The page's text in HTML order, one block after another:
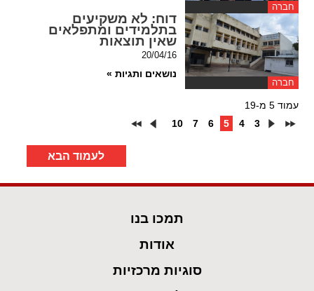
חברה
חברה
דוח : לא משקיעים
בתלמידים ומתפלאים
שאין תוצאות
20/04/16
נושאים ותגיות »
עמוד 5 מ-19
3
4
5
6
7
10
לעמוד הבא
תמכו בנו
אודות
סוגיות מרכזיות